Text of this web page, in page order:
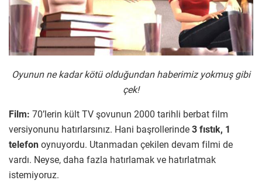
Oyunun ne kadar kötü olduğundan haberimiz yokmuş gibi
çek!
Film: 70’lerin kült TV şovunun 2000 tarihli berbat film
versiyonunu hatırlarsınız. Hani başrollerinde 3 fıstık, 1
telefon oynuyordu. Utanmadan çekilen devam filmi de
vardı. Neyse, daha fazla hatırlamak ve hatırlatmak
istemiyoruz.